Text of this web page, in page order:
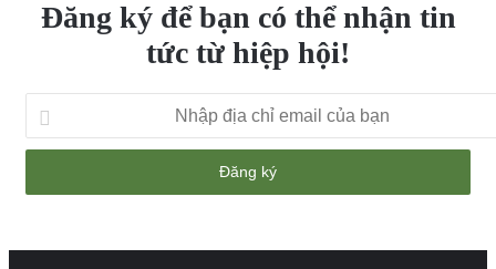
Đăng ký để bạn có thể nhận tin
tức từ hiệp hội!
địa
chỉ
bạn